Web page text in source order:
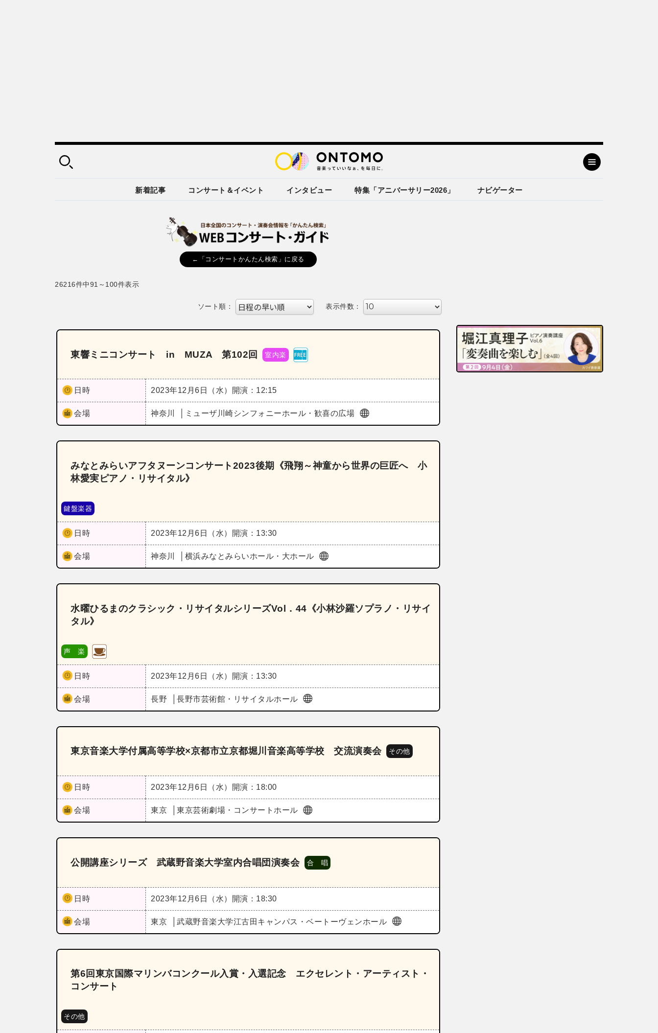
新着記事 コンサート＆イベント インタビュー 特集「アニバーサリー2026」 ナビゲーター
←「コンサートかんたん検索」に戻る
26216件中91～100件表示
ソート順： 表示件数：
東響ミニコンサート in MUZA 第102回 室内楽
日時 2023年12月6日（水） 開演：12:15
会場 神奈川 ミューザ川崎シンフォニーホール・歓喜の広場
みなとみらいアフタヌーンコンサート2023後期《飛翔～神童から世界の巨匠へ 小
林愛実ピアノ・リサイタル》
鍵盤楽器
日時 2023年12月6日（水） 開演：13:30
会場 神奈川 横浜みなとみらいホール・大ホール
水曜ひるまのクラシック・リサイタルシリーズVol．44《小林沙羅ソプラノ・リサイ
タル》
声 楽
日時 2023年12月6日（水） 開演：13:30
会場 長野 長野市芸術館・リサイタルホール
東京音楽大学付属高等学校×京都市立京都堀川音楽高等学校 交流演奏会 その他
日時 2023年12月6日（水） 開演：18:00
会場 東京 東京芸術劇場・コンサートホール
公開講座シリーズ 武蔵野音楽大学室内合唱団演奏会 合 唱
日時 2023年12月6日（水） 開演：18:30
会場 東京 武蔵野音楽大学江古田キャンパス・ベートーヴェンホール
第6回東京国際マリンバコンクール入賞・入選記念 エクセレント・アーティスト・
コンサート
その他